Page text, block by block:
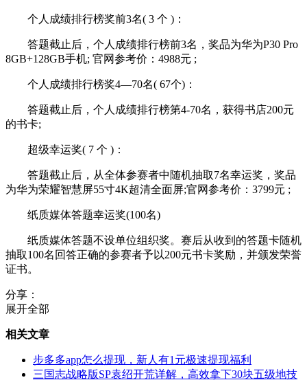
个人成绩排行榜奖前3名( 3 个 )：
答题截止后，个人成绩排行榜前3名，奖品为华为P30 Pro
8GB+128GB手机; 官网参考价：4988元 ;
个人成绩排行榜奖4—70名( 67个)：
答题截止后，个人成绩排行榜第4-70名，获得书店200元
的书卡;
超级幸运奖( 7 个 )：
答题截止后，从全体参赛者中随机抽取7名幸运奖，奖品
为华为荣耀智慧屏55寸4K超清全面屏;官网参考价：3799元 ;
纸质媒体答题幸运奖(100名)
纸质媒体答题不设单位组织奖。赛后从收到的答题卡随机
抽取100名回答正确的参赛者予以200元书卡奖励，并颁发荣誉
证书。
分享：
展开全部
相关文章
步多多app怎么提现，新人有1元极速提现福利
三国志战略版SP袁绍开荒详解，高效拿下30块五级地技